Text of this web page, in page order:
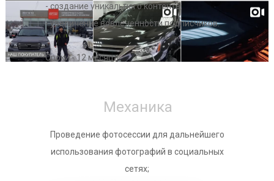
- создание уникального контента;
- увеличение вовлеченности подписчиков.
Сроки - 12 месяца
Механика
Проведение фотосессии для дальнейшего
использования фотографий в социальных
сетях;